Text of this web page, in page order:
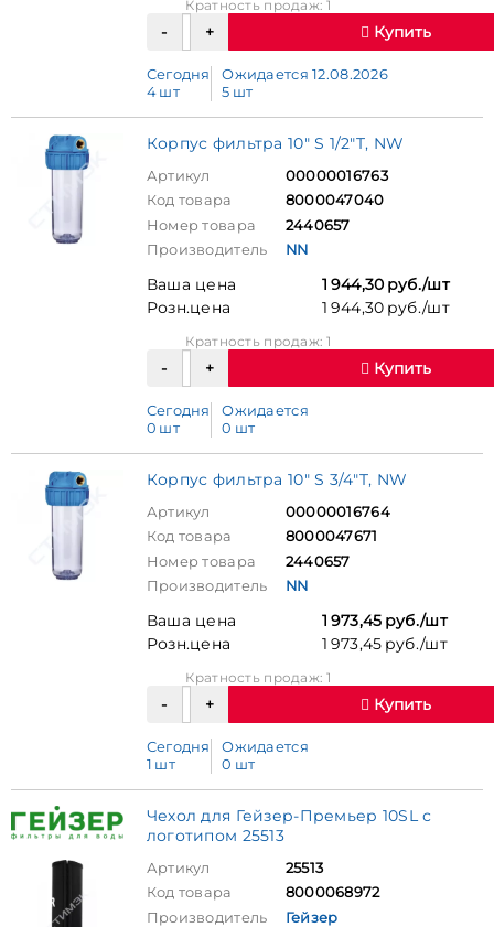
Кратность продаж: 1
Купить
Сегодня
4 шт
Ожидается 12.08.2026
5 шт
Корпус фильтра 10" S 1/2"T, NW
Артикул
00000016763
Код товара
8000047040
Номер товара
2440657
Производитель
NN
Ваша цена
1 944,30 руб./шт
Розн.цена
1 944,30 руб./шт
Кратность продаж: 1
Купить
Сегодня
0 шт
Ожидается
0 шт
Корпус фильтра 10" S 3/4"T, NW
Артикул
00000016764
Код товара
8000047671
Номер товара
2440657
Производитель
NN
Ваша цена
1 973,45 руб./шт
Розн.цена
1 973,45 руб./шт
Кратность продаж: 1
Купить
Сегодня
1 шт
Ожидается
0 шт
Чехол для Гейзер-Премьер 10SL с
логотипом 25513
Артикул
25513
Код товара
8000068972
Производитель
Гейзер